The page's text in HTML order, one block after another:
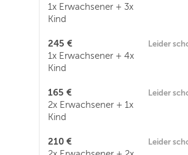
1x Erwachsener + 3x
Kind
245 €
1x Erwachsener + 4x
Kind
Leider
165 €
2x Erwachsener + 1x
Kind
Leider
210 € Leider